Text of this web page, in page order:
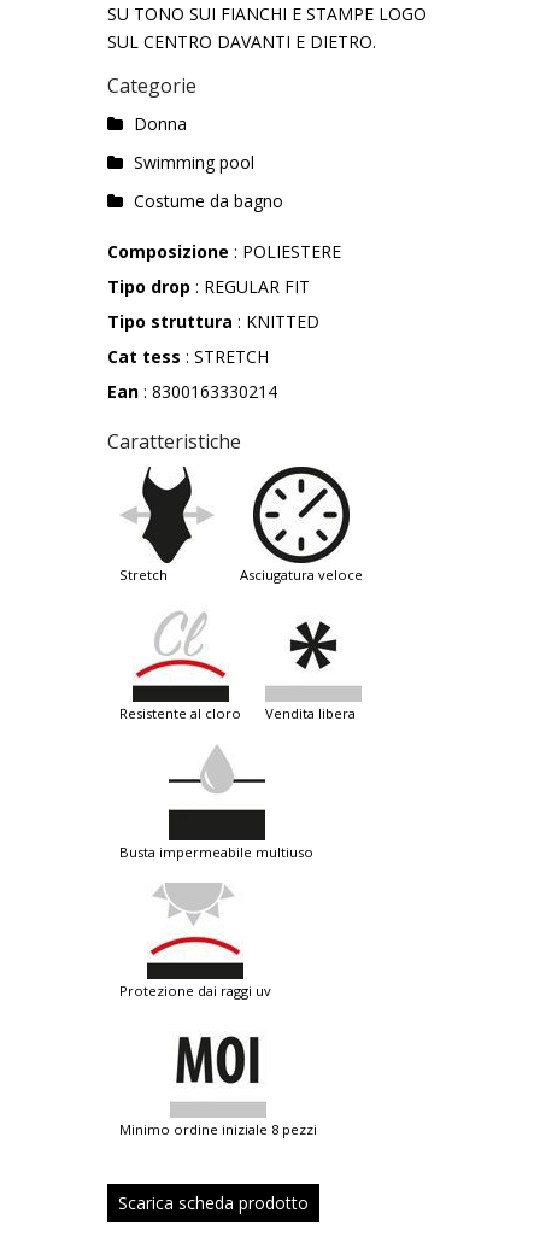
SU TONO SUI FIANCHI E STAMPE LOGO
SUL CENTRO DAVANTI E DIETRO.
Categorie
Donna
Swimming pool
Costume da bagno
Composizione : POLIESTERE
Tipo drop : REGULAR FIT
Tipo struttura : KNITTED
Cat tess : STRETCH
Ean : 8300163330214
Caratteristiche
stretch asciugatura veloce
resistente al cloro vendita libera
busta impermeabile multiuso
protezione dai raggi uv
minimo ordine iniziale 8 pezzi
Scarica scheda prodotto